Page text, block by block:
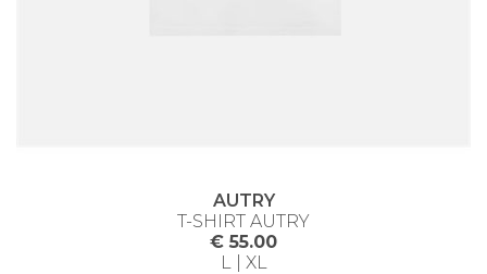
AUTRY
T-SHIRT AUTRY
€ 55.00
L | XL